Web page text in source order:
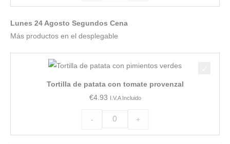
Lunes 24 Agosto Segundos Cena
Más productos en el desplegable
Tortilla de patata con tomate provenzal
€4.93 I.V.A Incluido
-
patata
con
+